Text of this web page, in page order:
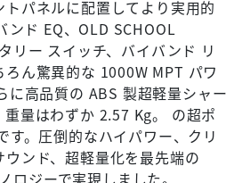
パネルに配置してより実用的
ンド EQ、OLD SCHOOL
リー スイッチ、バイバンド リ
ん驚異的な 1000W MPT パワ
に高品質の ABS 製超軽量シャー
量はわずか 2.57 Kg。 の超ポ
す。圧倒的なハイパワー、クリ
ンド、超軽量化を最先端の
ロジーで実現しました。